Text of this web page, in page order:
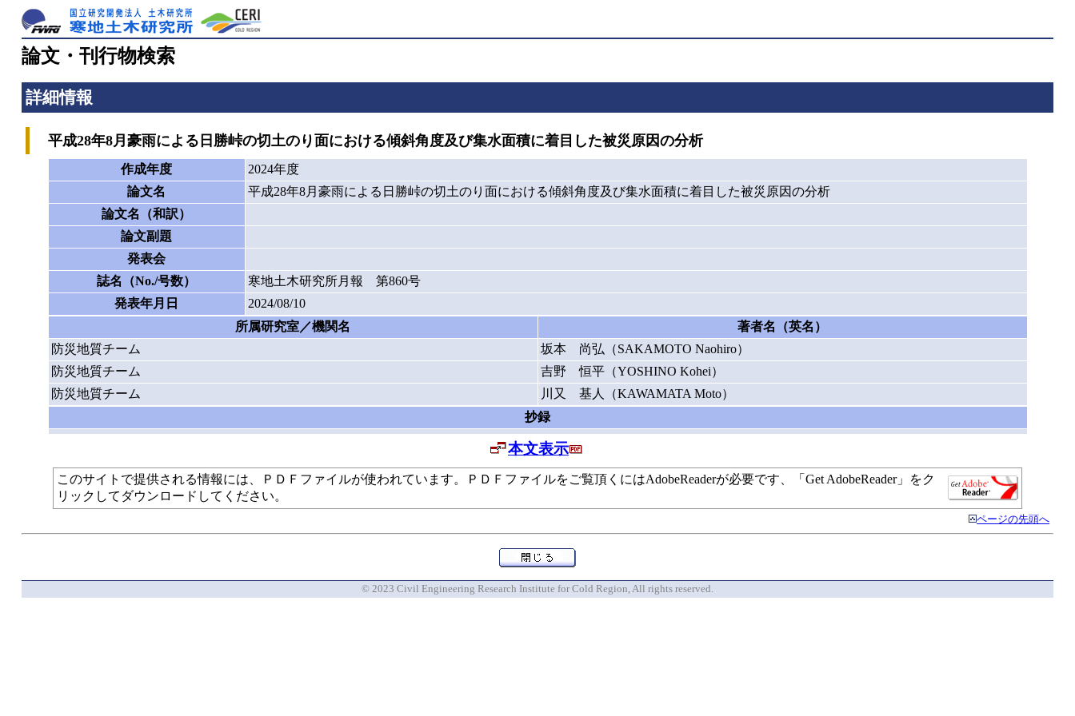
論文・刊行物検索
詳細情報
平成28年8月豪雨による日勝峠の切土のり面における傾斜角度及び集水面積に着目した被災原因の分析
作成年度
2024年度
論文名
平成28年8月豪雨による日勝峠の切土のり面における傾斜角度及び集水面積に着目した被災原因の分析
論文名（和訳）
論文副題
発表会
誌名（No./号数）
寒地土木研究所月報 第860号
発表年月日
2024/08/10
所属研究室／機関名
著者名（英名）
防災地質チーム
坂本 尚弘（SAKAMOTO Naohiro）
防災地質チーム
吉野 恒平（YOSHINO Kohei）
防災地質チーム
川又 基人（KAWAMATA Moto）
抄録
本文表示
このサイトで提供される情報には、ＰＤＦファイルが使われています。ＰＤＦファイルをご覧頂くにはAdobeReaderが必要です、「Get AdobeReader」をク
リックしてダウンロードしてください。
ページの先頭へ
© 2023 Civil Engineering Research Institute for Cold Region, All rights reserved.